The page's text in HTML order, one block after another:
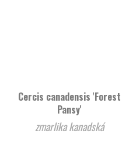
Cercis canadensis 'Forest
Pansy'
zmarlika kanadská